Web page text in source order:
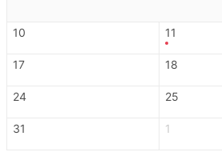
10 11
17 18
24 25
31 1